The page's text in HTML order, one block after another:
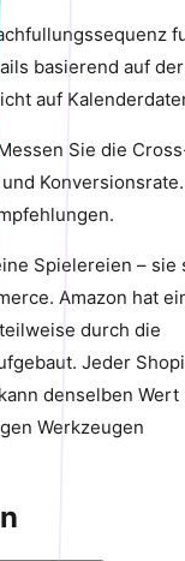
basierend auf der
auf
Sie die
Konversionsrate.
Spielereien – sie
Amazon hat
durch die
Jeder
denselben Wert
Werkzeugen